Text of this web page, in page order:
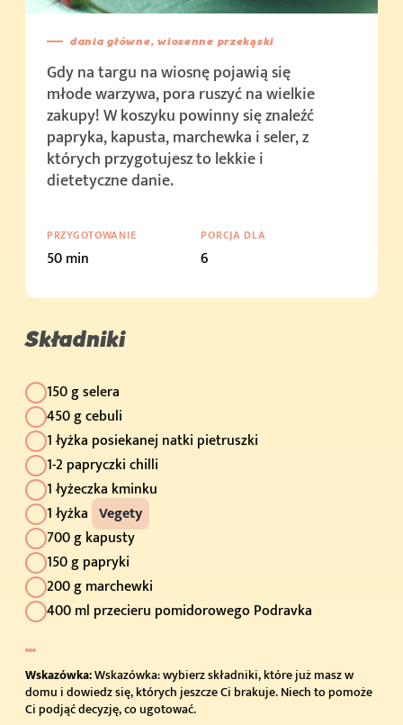
dania główne, wiosenne przekąski
Gdy na targu na wiosnę pojawią się
młode warzywa, pora ruszyć na wielkie
zakupy! W koszyku powinny się znaleźć
papryka, kapusta, marchewka i seler, z
których przygotujesz to lekkie i
dietetyczne danie.
PRZYGOTOWANIE
50 min
PORCJA DLA
6
Składniki
150 g selera
450 g cebuli
1 łyżka posiekanej natki pietruszki
1-2 papryczki chilli
1 łyżeczka kminku
1 łyżka Vegety
700 g kapusty
150 g papryki
200 g marchewki
400 ml przecieru pomidorowego Podravka
Wskazówka:Wskazówka: wybierz składniki, które już masz w
domu i dowiedz się, których jeszcze Ci brakuje. Niech to pomoże
Ci podjąć decyzję, co ugotować.